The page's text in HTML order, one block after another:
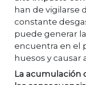
han de vigilarse
constante
puede generar
encuentra en el
huesos y causar
La acumulación